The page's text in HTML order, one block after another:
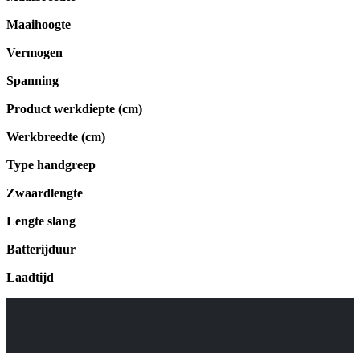
Maaihoogte
Vermogen
Spanning
Product werkdiepte (cm)
Werkbreedte (cm)
Type handgreep
Zwaardlengte
Lengte slang
Batterijduur
Laadtijd